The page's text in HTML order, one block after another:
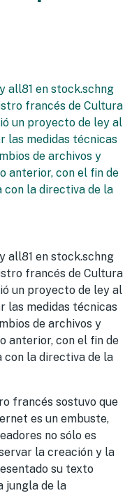
francés de Cultura
un proyecto de ley al
las medidas técnicas
de archivos y
anterior, con el fin de
la directiva de la
francés de Cultura
un proyecto de ley al
las medidas técnicas
de archivos y
anterior, con el fin de
la directiva de la
francés sostuvo que
es un embuste,
no sólo es
la creación y la
su texto
jungla de la